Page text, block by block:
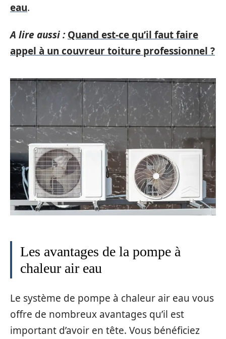
eau.
A lire aussi : Quand est-ce qu’il faut faire
appel à un couvreur toiture professionnel ?
Les avantages de la pompe à
chaleur air eau
Le système de pompe à chaleur air eau vous
offre de nombreux avantages qu’il est
important d’avoir en tête. Vous bénéficiez